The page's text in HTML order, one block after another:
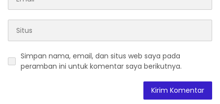
Simpan nama, email, dan situs web saya pada
peramban ini untuk komentar saya berikutnya.